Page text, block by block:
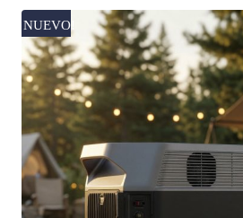
NUEVO!